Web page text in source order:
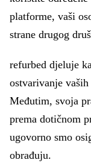
platforme, vaši
strane drugog
refurbed djeluje
ostvarivanje
Međutim, svoja
prema dotičnom
ugovorno smo
obrađuju.